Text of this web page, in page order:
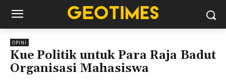
OPINI
Kue Politik untuk Para Raja Badut
Organisasi Mahasiswa